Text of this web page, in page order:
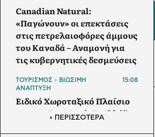
Canadian Natural:
«Παγώνουν» οι επεκτάσεις
στις πετρελαιοφόρες άμμους
του Καναδά – Αναμονή για
τις κυβερνητικές δεσμεύσεις
ΤΟΥΡΙΣΜΟΣ - ΒΙΩΣΙΜΗ
ΑΝΑΠΤΥΞΗ
15:08
Ειδικό Χωροταξικό Πλαίσιο
για τον Τουρισμό: Τι αλλάζει
ΕΠΙΚΑΙΡΟΤΗΤΑ 15:00
ΠΕΡΙΣΣΟΤΕΡΑ